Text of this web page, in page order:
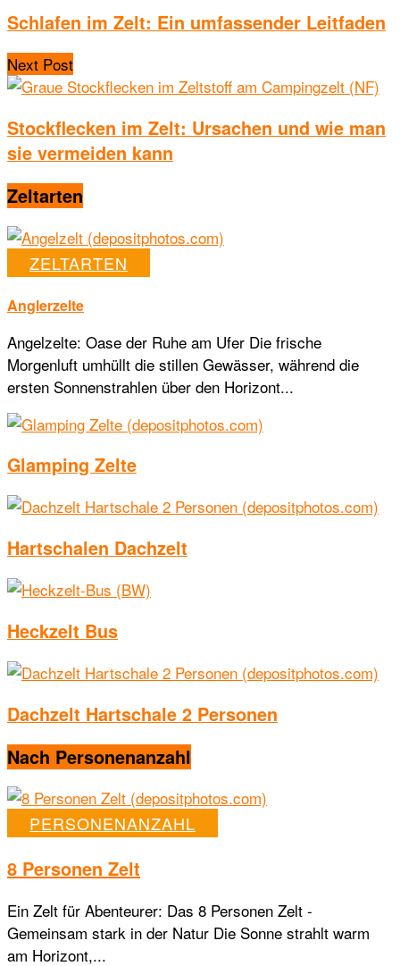
Schlafen im Zelt: Ein umfassender Leitfaden
Next Post
Stockflecken im Zelt: Ursachen und wie man
sie vermeiden kann
Zeltarten
ZELTARTEN
Anglerzelte
Angelzelte: Oase der Ruhe am Ufer Die frische
Morgenluft umhüllt die stillen Gewässer, während die
ersten Sonnenstrahlen über den Horizont...
Glamping Zelte
Hartschalen Dachzelt
Heckzelt Bus
Dachzelt Hartschale 2 Personen
Nach Personenanzahl
PERSONENANZAHL
8 Personen Zelt
Ein Zelt für Abenteurer: Das 8 Personen Zelt -
Gemeinsam stark in der Natur Die Sonne strahlt warm
am Horizont,...